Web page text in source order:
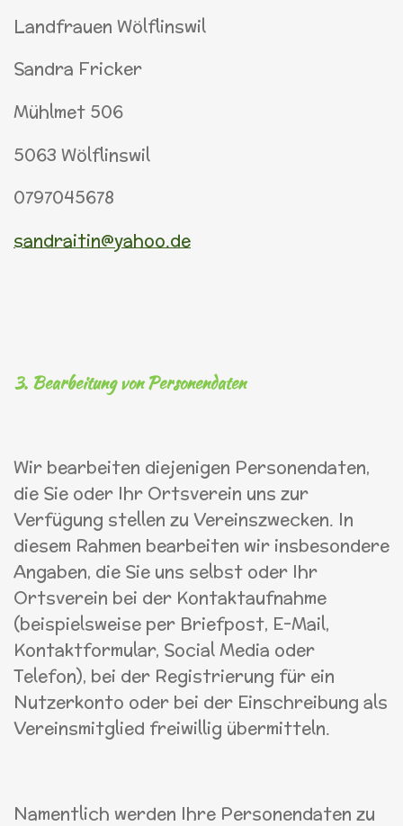
Landfrauen Wölflinswil
Sandra Fricker
Mühlmet 506
5063 Wölflinswil
0797045678
sandraitin@yahoo.de
3. Bearbeitung von Personendaten
Wir bearbeiten diejenigen Personendaten,
die Sie oder Ihr Ortsverein uns zur
Verfügung stellen zu Vereinszwecken. In
diesem Rahmen bearbeiten wir insbesondere
Angaben, die Sie uns selbst oder Ihr
Ortsverein bei der Kontaktaufnahme
(beispielsweise per Briefpost, E-Mail,
Kontaktformular, Social Media oder
Telefon), bei der Registrierung für ein
Nutzerkonto oder bei der Einschreibung als
Vereinsmitglied freiwillig übermitteln.
Namentlich werden Ihre Personendaten zu